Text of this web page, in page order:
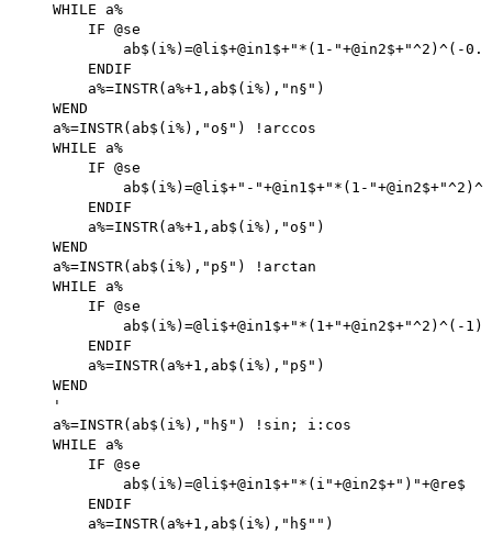
    WHILE a%
        IF @se
ab$(i%)=@li$+@in1$+"*(1-"+@in2$+"^2)^(-
        ENDIF
        a%=INSTR(a%+1,ab$(i%),"n§")
    WEND
    a%=INSTR(ab$(i%),"o§") !arccos
    WHILE a%
        IF @se
ab$(i%)=@li$+"-"+@in1$+"*(1-
        ENDIF
        a%=INSTR(a%+1,ab$(i%),"o§")
    WEND
    a%=INSTR(ab$(i%),"p§") !arctan
    WHILE a%
        IF @se
ab$(i%)=@li$+@in1$+"*(1+"+@in2$+"^2)^(-
        ENDIF
        a%=INSTR(a%+1,ab$(i%),"p§")
    WEND
    '
    a%=INSTR(ab$(i%),"h§") !sin; i:cos
    WHILE a%
        IF @se
            ab$(i%)=@li$+@in1$+"*(i"+@in2$+")"+@re$
        ENDIF
        a%=INSTR(a%+1,ab$(i%),"h§"")